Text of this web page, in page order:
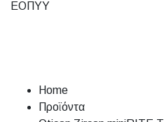
ΕΟΠΥΥ
Home
Προϊόντα